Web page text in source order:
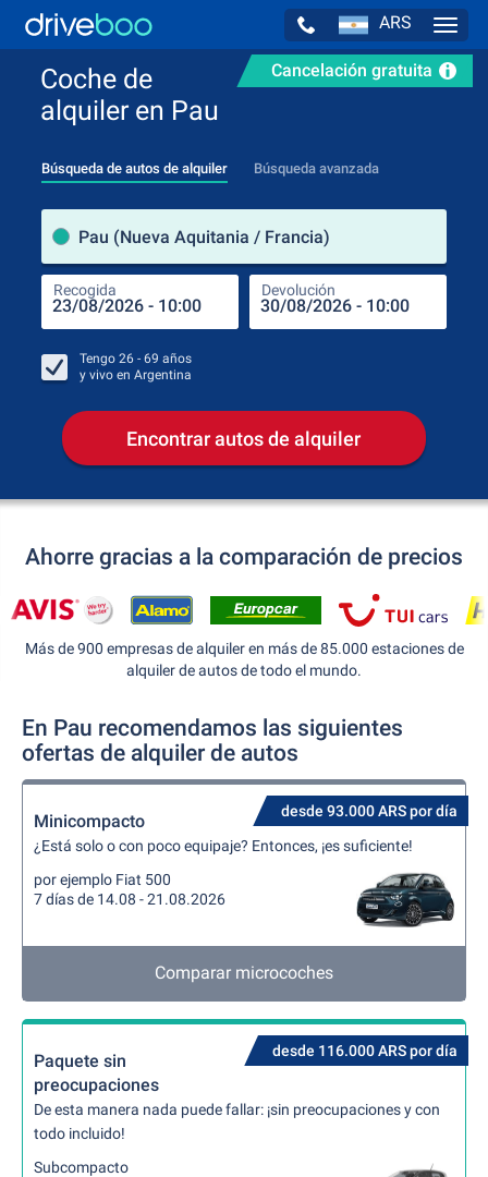
ARS
Cancelación gratuita
Coche de
alquiler en Pau
Búsqueda de autos de alquiler Búsqueda avanzada
Pau (Nueva Aquitania / Francia)
Recogida Devolución
Tengo 26 - 69 años
y vivo en Argentina
Encontrar autos de alquiler
Ahorre gracias a la comparación de precios
Más de 900 empresas de alquiler en más de 85.000 estaciones de
alquiler de autos de todo el mundo.
En Pau recomendamos las siguientes
ofertas de alquiler de autos
desde 93.000 ARS por día
Minicompacto
¿Está solo o con poco equipaje? Entonces, ¡es suficiente!
por ejemplo Fiat 500
7 días de 14.08 - 21.08.2026
Comparar microcoches
desde 116.000 ARS por día
Paquete sin
preocupaciones
De esta manera nada puede fallar: ¡sin preocupaciones y con
todo incluido!
Subcompacto